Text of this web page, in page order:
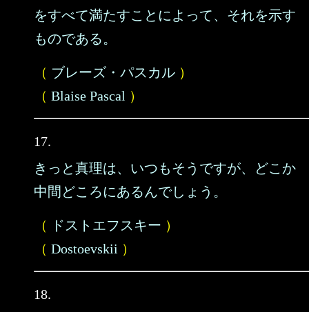
をすべて満たすことによって、それを示す
ものである。
（ ブレーズ・パスカル ）
（ Blaise Pascal ）
17.
きっと真理は、いつもそうですが、どこか
中間どころにあるんでしょう。
（ ドストエフスキー ）
（ Dostoevskii ）
18.